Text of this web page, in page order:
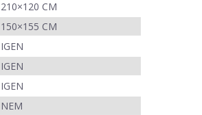
210×120 CM
150×155 CM
IGEN
IGEN
IGEN
NEM